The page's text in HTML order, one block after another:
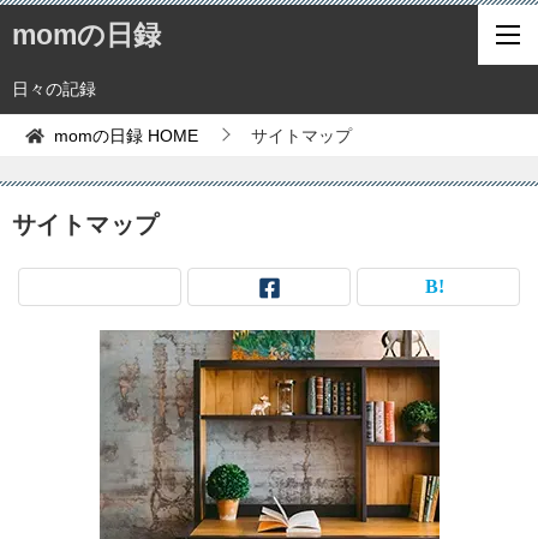
momの日録
日々の記録
momの日録 HOME サイトマップ
サイトマップ